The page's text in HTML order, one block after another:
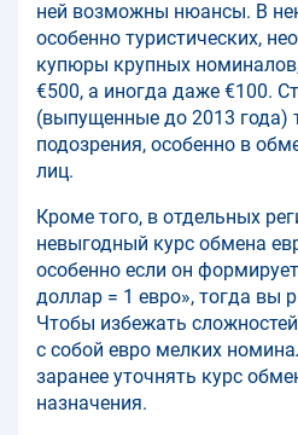
ней возможны нюансы. В
особенно туристических,
купюры крупных
€500, а иногда даже €100.
(выпущенные до 2013 года)
подозрения, особенно в
лиц.
Кроме того, в отдельных
невыгодный курс обмена
особенно если он
доллар = 1 евро», тогда вы
Чтобы избежать
с собой евро мелких
заранее уточнять курс
назначения.